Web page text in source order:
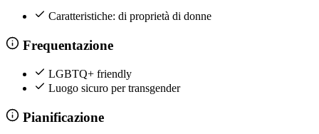
Caratteristiche: di proprietà di donne
Frequentazione
LGBTQ+ friendly
Luogo sicuro per transgender
Pianificazione